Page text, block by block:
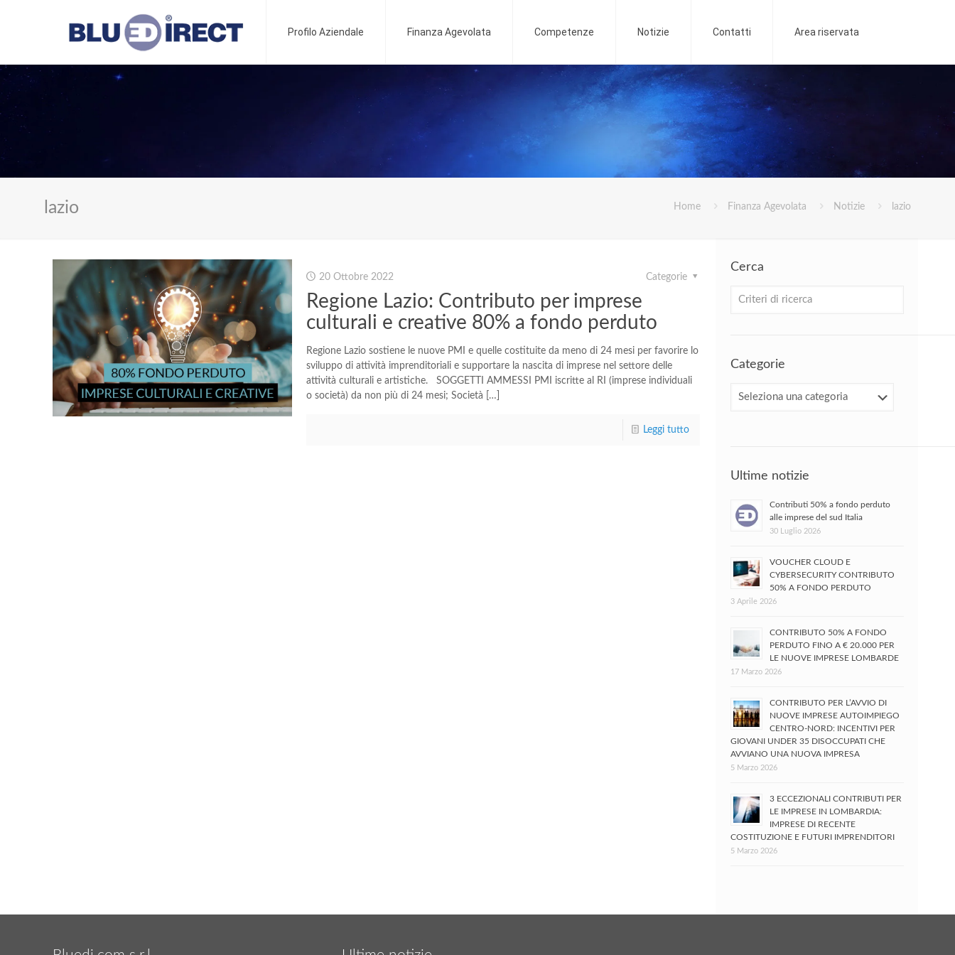
Profilo Aziendale Finanza Agevolata Competenze Notizie Contatti Area riservata
lazio Home Finanza Agevolata Notizie lazio
20 Ottobre 2022 Categorie
Regione Lazio: Contributo per imprese
culturali e creative 80% a fondo perduto
Regione Lazio sostiene le nuove PMI e quelle costituite da meno di 24 mesi per favorire lo
sviluppo di attività imprenditoriali e supportare la nascita di imprese nel settore delle
attività culturali e artistiche. SOGGETTI AMMESSI PMI iscritte al RI (imprese individuali
o società) da non più di 24 mesi; Società […]
Leggi tutto
Cerca
Categorie
Ultime notizie
Contributi 50% a fondo perduto
alle imprese del sud Italia
30 Luglio 2026
VOUCHER CLOUD E
CYBERSECURITY CONTRIBUTO
50% A FONDO PERDUTO
3 Aprile 2026
CONTRIBUTO 50% A FONDO
PERDUTO FINO A € 20.000 PER
LE NUOVE IMPRESE LOMBARDE
17 Marzo 2026
CONTRIBUTO PER L’AVVIO DI
NUOVE IMPRESE AUTOIMPIEGO
CENTRO-NORD: INCENTIVI PER
GIOVANI UNDER 35 DISOCCUPATI CHE
AVVIANO UNA NUOVA IMPRESA
5 Marzo 2026
3 ECCEZIONALI CONTRIBUTI PER
LE IMPRESE IN LOMBARDIA:
IMPRESE DI RECENTE
COSTITUZIONE E FUTURI IMPRENDITORI
5 Marzo 2026